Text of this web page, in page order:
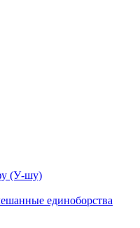
(У-шу)
единоборства